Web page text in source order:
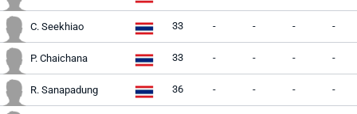
C. Seekhiao 33 - - - -
P. Chaichana 33 - - - -
R. Sanapadung 36 - - - -